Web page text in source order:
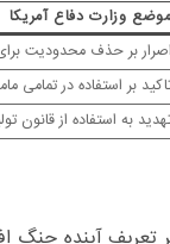
وزارت دفاع آمریکا
اصرار بر حذف محدودیت
بر استفاده در تمامی
به استفاده از قانون